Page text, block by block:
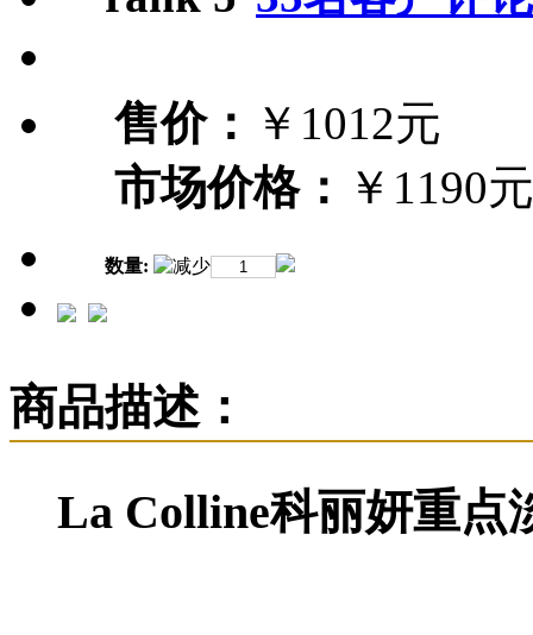
售价： ￥1012元
市场价格： ￥1190元
数量:
商品描述：
La Colline科丽妍重点